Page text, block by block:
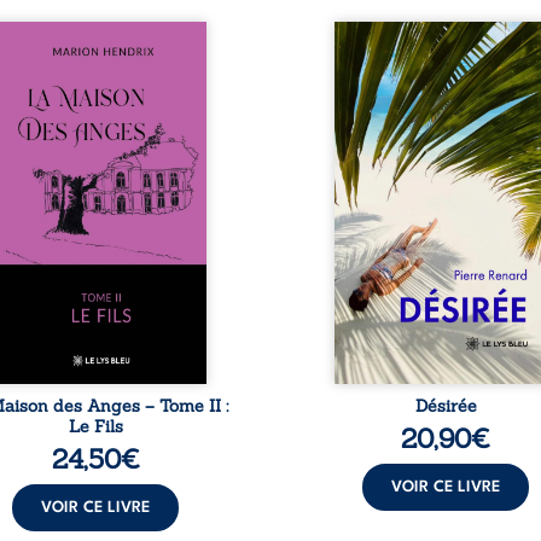
sommes en 1979, soit 15
Anatole-Eustache.
famille devra affronter
seulement un inconnu
rôde autour du domaine
dont Firmin, le fidèle
redoute les
le passé encombrant
Eustache, la
familiale, mais
la toute-puissance de
Mais comment
cet enfant avant
des Anges – Tome II :
Le Fils
24,50€
VOIR CE LIVRE
Au réveil, Pierre,
retraité, découvre qu’il
devenu une
femme métissée de
ans. À peine a-t-il
à apprivoiser ce
corps qu’Ange surgit dans
vie et fait vaciller toutes
certitudes. Entre
l’attirance est
brûlante jusqu’à ce
secret familial fasse
l’impensable : et s’ils
demi-frère
Désirée
20,90€
VOIR CE LIVRE